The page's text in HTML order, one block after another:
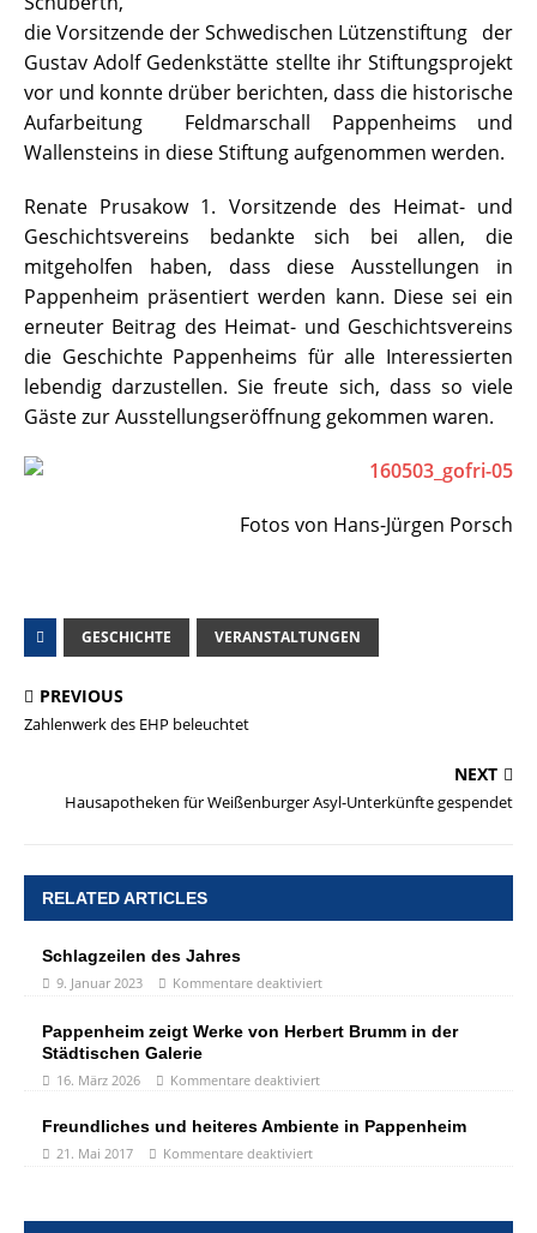
die Vorsitzende der Schwedischen Lützenstiftung der
Gustav Adolf Gedenkstätte stellte ihr Stiftungsprojekt
vor und konnte drüber berichten, dass die historische
Aufarbeitung Feldmarschall Pappenheims und
Wallensteins in diese Stiftung aufgenommen werden.
Renate Prusakow 1. Vorsitzende des Heimat- und
Geschichtsvereins bedankte sich bei allen, die
mitgeholfen haben, dass diese Ausstellungen in
Pappenheim präsentiert werden kann. Diese sei ein
erneuter Beitrag des Heimat- und Geschichtsvereins
die Geschichte Pappenheims für alle Interessierten
lebendig darzustellen. Sie freute sich, dass so viele
Gäste zur Ausstellungseröffnung gekommen waren.
Fotos von Hans-Jürgen Porsch
GESCHICHTE VERANSTALTUNGEN
PREVIOUS
Zahlenwerk des EHP beleuchtet
NEXT
Hausapotheken für Weißenburger Asyl-Unterkünfte gespendet
RELATED ARTICLES
Schlagzeilen des Jahres
9. Januar 2023 Kommentare deaktiviert
Pappenheim zeigt Werke von Herbert Brumm in der
Städtischen Galerie
16. März 2026 Kommentare deaktiviert
Freundliches und heiteres Ambiente in Pappenheim
21. Mai 2017 Kommentare deaktiviert